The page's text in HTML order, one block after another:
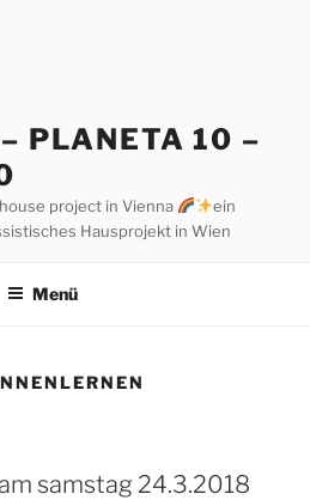
PLANETA 10 –
project in Vienna
ein
Hausprojekt in Wien
Menü
samstag 24.3.2018